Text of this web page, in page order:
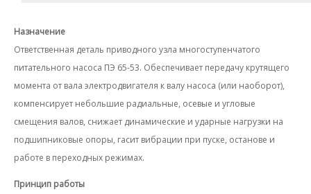
Назначение
Ответственная деталь приводного узла многоступенчатого
питательного насоса ПЭ 65-53. Обеспечивает передачу крутящего
момента от вала электродвигателя к валу насоса (или наоборот),
компенсирует небольшие радиальные, осевые и угловые
смещения валов, снижает динамические и ударные нагрузки на
подшипниковые опоры, гасит вибрации при пуске, останове и
работе в переходных режимах.
Принцип работы